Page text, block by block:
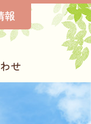
報
せ